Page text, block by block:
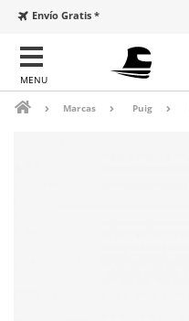
Envío Gratis *
Marcas Puig